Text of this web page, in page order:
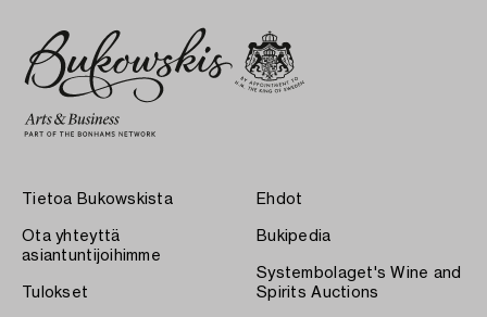
Tietoa Bukowskista
Ota yhteyttä
asiantuntijoihimme
Tulokset
Ehdot
Bukipedia
Systembolaget's Wine and
Spirits Auctions